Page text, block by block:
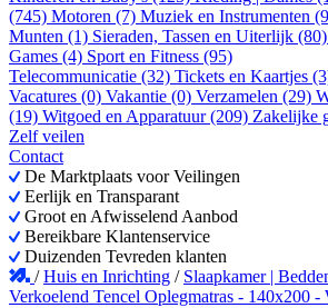
(745) Motoren (7) Muziek en Instrumenten
Munten (1) Sieraden, Tassen en Uiterlijk (80)
Games (4) Sport en Fitness (95)
Telecommunicatie (32) Tickets en Kaartjes
Vacatures (0) Vakantie (0) Verzamelen (29)
(19) Witgoed en Apparatuur (209) Zakelijke
Zelf veilen
Contact
De Marktplaats voor Veilingen
Eerlijk en Transparant
Groot en Afwisselend Aanbod
Bereikbare Klantenservice
Duizenden Tevreden klanten
/Huis en Inrichting / Slaapkamer |
Verkoelend Tencel Oplegmatras - 140x200 -